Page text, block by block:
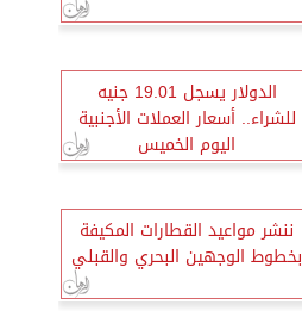
الدولار يسجل 19.01 جنيه
للشراء.. أسعار العملات الأجنبية
اليوم الخميس
ننشر مواعيد القطارات المكيفة
بخطوط الوجهين البحري والقبلي